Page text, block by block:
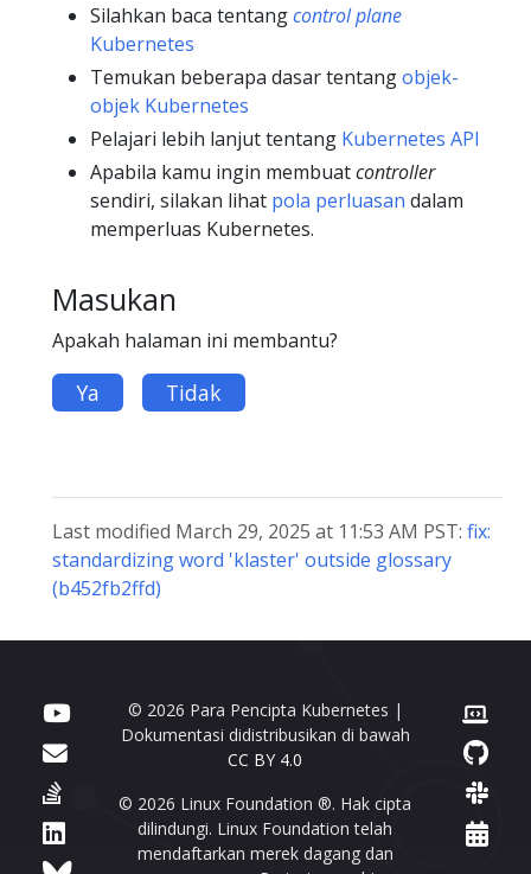
Silahkan baca tentangcontrol plane
Kubernetes
Temukan beberapa dasar tentangobjek-
objek Kubernetes
Pelajari lebih lanjut tentang Kubernetes API
Apabila kamu ingin membuatcontroller
sendiri, silakan lihat pola perluasan dalam
memperluas Kubernetes.
Masukan
Apakah halaman ini membantu?
Ya Tidak
Last modified March 29, 2025 at 11:53 AM PST: fix:
standardizing word 'klaster' outside glossary
(b452fb2ffd)
© 2026 Para Pencipta Kubernetes |
Dokumentasi didistribusikan di bawah
CC BY 4.0
© 2026 Linux Foundation ®. Hak cipta
dilindungi. Linux Foundation telah
mendaftarkan merek dagang dan